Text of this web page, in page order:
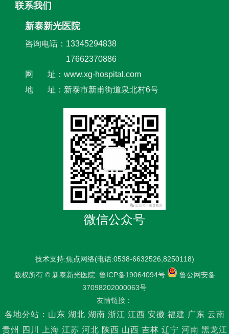
联系我们
新泰新光医院
咨询电话：13345294838
17662370886
网 址：www.xg-hospital.com
地 址：新泰市新甫街道泉北村6号
微信公众号
技术支持:焦点网络(电话:0538-6632526,8250118)
版权所有 © 新泰新光医院 鲁ICP备19064094号
鲁公网安备
37098202000063号
友情链接：
各地分站： 山东 湖北 湖南 浙江 江西 安徽 福建 广东 云南
贵州
四川 上海 江苏 河北 陕西 山西 吉林 辽宁 河南 黑龙江